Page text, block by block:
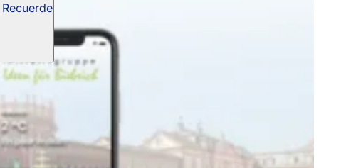
Recuerde